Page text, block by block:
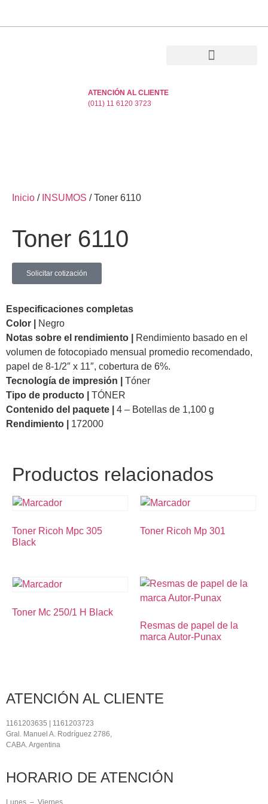
ATENCIÓN AL CLIENTE
(011) 11 6120 3723
Inicio / INSUMOS / Toner 6110
Toner 6110
Solicitar cotización
Especificaciones completas
Color |
Negro
Notas sobre el rendimiento |
Rendimiento basado en el
volumen de fotocopiado mensual promedio recomendado,
papel de 8-1/2″ x 11″, cobertura de 6%.
Tecnología de impresión |
Tóner
Tipo de producto |
TÓNER
Contenido del paquete |
4 – Botellas de 1,100 g
Rendimiento |
172000
Productos relacionados
Toner Ricoh Mpc 305
Black
Toner Ricoh Mp 301
Toner Mc 250/1 H Black
Resmas de papel de la
marca Autor-Punax
ATENCIÓN AL CLIENTE
1161203635 | 1161203723
Gral. Manuel A. Rodríguez 2786,
CABA. Argentina
HORARIO DE ATENCIÓN
Lunes – Viernes